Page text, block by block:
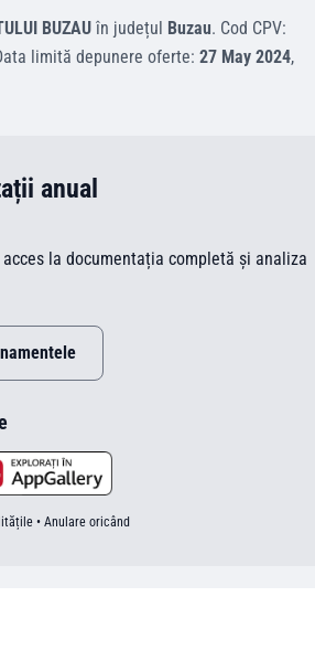
BUZAUîn județul Buzau. Cod CPV:
limită depunere oferte: 27 May 2024,
anual
la documentația completă și analiza
• Anulare oricând